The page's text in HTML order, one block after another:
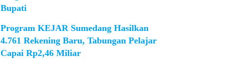
Bupati
Program KEJAR Sumedang Hasilkan
4.761 Rekening Baru, Tabungan Pelajar
Capai Rp2,46 Miliar